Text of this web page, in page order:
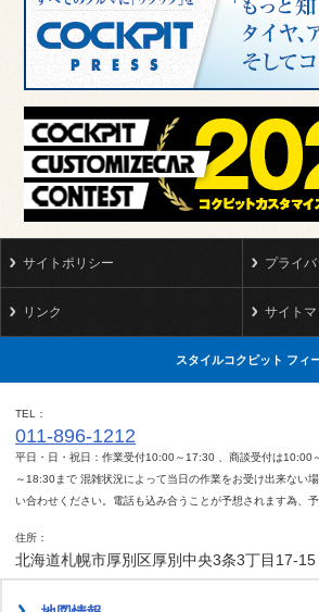
サイトポリシー プライ
リンク サイト
スタイルコクピット フィ
TEL
011-896-1212
平日・日・祝日：作業受付10:00～17:30 、商談受付は10:00
～18:30まで 混雑状況によって当日の作業をお受け出来ない
い合わせください。電話も込み合うことが予想されます為、予
住所
北海道札幌市厚別区厚別中央3条3丁目17-15